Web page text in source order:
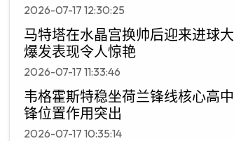
2026-07-17 12:30:25
马特塔在水晶宫换帅后迎来进球大
爆发表现令人惊艳
2026-07-17 11:33:46
韦格霍斯特稳坐荷兰锋线核心高中
锋位置作用突出
2026-07-17 10:35:14